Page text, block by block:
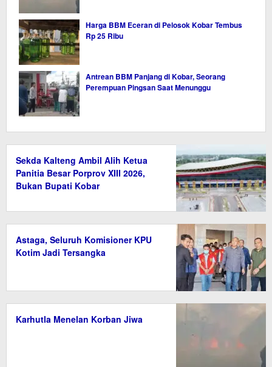
Harga BBM Eceran di Pelosok Kobar Tembus
Rp 25 Ribu
Antrean BBM Panjang di Kobar, Seorang
Perempuan Pingsan Saat Menunggu
Sekda Kalteng Ambil Alih Ketua
Panitia Besar Porprov XIII 2026,
Bukan Bupati Kobar
Astaga, Seluruh Komisioner KPU
Kotim Jadi Tersangka
Karhutla Menelan Korban Jiwa